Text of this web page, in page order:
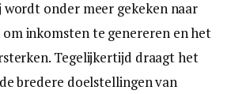
wordt onder meer gekeken naar
inkomsten te genereren en het
Tegelijkertijd draagt het
bredere doelstellingen van